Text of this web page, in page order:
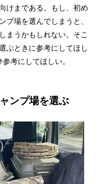
けまである。もし、初め
プ場を選んでしまうと、
まうかもしれない。そこ
ぶときに参考にしてほし
考にしてほしい。
ンプ場を選ぶ